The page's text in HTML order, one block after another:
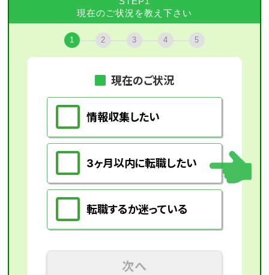
現在のご状況を教え下さい
1 2 3 4 5
現在のご状況
情報収集したい
3ヶ月以内に転職したい
転職するか迷っている
次へ